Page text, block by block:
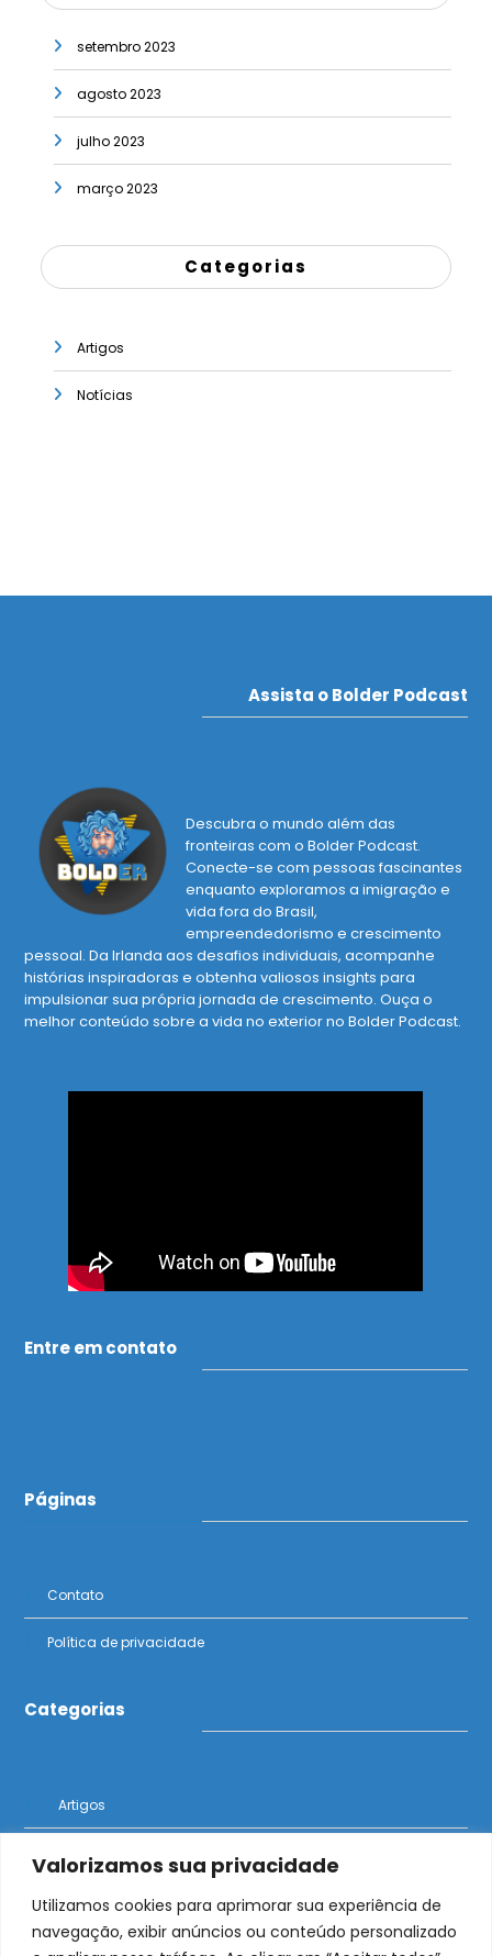
Valorizamos sua privacidade
Utilizamos cookies para aprimorar sua experiência de
navegação, exibir anúncios ou conteúdo personalizado
setembro 2023
agosto 2023
julho 2023
março 2023
Categorias
Artigos
Notícias
Assista o Bolder Podcast
Descubra o mundo além das
fronteiras com o Bolder Podcast.
Conecte-se com pessoas fascinantes
enquanto exploramos a imigração e
vida fora do Brasil,
empreendedorismo e crescimento
pessoal. Da Irlanda aos desafios individuais, acompanhe
histórias inspiradoras e obtenha valiosos insights para
impulsionar sua própria jornada de crescimento. Ouça o
melhor conteúdo sobre a vida no exterior no Bolder Podcast.
Entre em contato
Páginas
Contato
Política de privacidade
Categorias
Artigos